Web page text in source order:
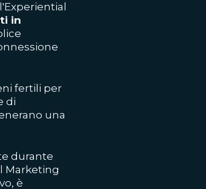
in
fertili per
di
una
durante
Marketing
è